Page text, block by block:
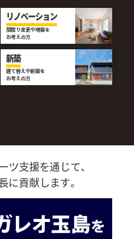
リノベーション
間取り変更や増築を
お考えの方
新築
建て替えや新築を
お考えの方
ツ支援を通じて、
に貢献します。